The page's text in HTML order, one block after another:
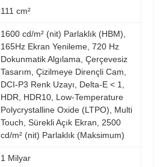
111 cm²
1600 cd/m² (nit) Parlaklık (HBM),
165Hz Ekran Yenileme, 720 Hz
Dokunmatik Algılama, Çerçevesiz
Tasarım, Çizilmeye Dirençli Cam,
DCI-P3 Renk Uzayı, Delta-E < 1,
HDR, HDR10, Low-Temperature
Polycrystalline Oxide (LTPO), Multi
Touch, Sürekli Açık Ekran, 2500
cd/m² (nit) Parlaklık (Maksimum)
1 Milyar